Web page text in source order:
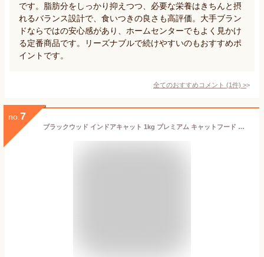
です。脂肪分をしっかり抑えつつ、必要な栄養はきちんと摂
れるバランス設計で、食いつきの良さも高評価。大手ブラン
ドならではの安心感があり、ホームセンターでもよく見かけ
る定番商品です。リーズナブルで続けやすいのもおすすめポ
イントです。
全てのおすすめコメント (1件) >
no. 7
ブラックウッド インドアキャット 1kg プレミアム キャットフード 低カロリー 低脂肪 室内飼い 避妊済 去勢済 とうもろこし 小麦 大豆 不使用